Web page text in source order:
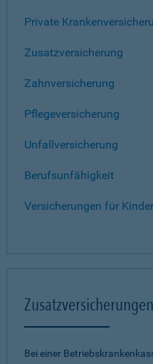
Private
Zusatzversicherung
Zahnversicherung
Pflegeversicherung
Unfallversicherung
Berufsunfähigkeit
Versicherungen für Kinder
Bei einer